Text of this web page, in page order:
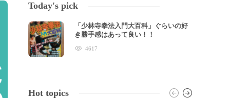
Today's pick
「少林寺拳法入門大百科」ぐらいの好
き勝手感はあって良い！！
4617
Hot topics